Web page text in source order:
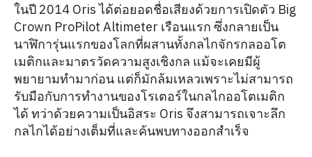
ในปี 2014 Oris ได้ต่อยอดชื่อเสียงด้วยการเปิดตัว Big
Crown ProPilot Altimeter เรือนแรก ซึ่งกลายเป็น
นาฬิการุ่นแรกของโลกที่ผสานทั้งกลไกจักรกลออโต
เมติกและมาตรวัดความสูงเชิงกล แม้จะเคยมีผู้
พยายามทำมาก่อน แต่ก็มักล้มเหลวเพราะไม่สามารถ
รับมือกับการทำงานของโรเตอร์ในกลไกออโตเมติก
ได้ ทว่าด้วยความเป็นอิสระ Oris จึงสามารถเจาะลึก
กลไกได้อย่างเต็มที่และค้นพบทางออกสำเร็จ